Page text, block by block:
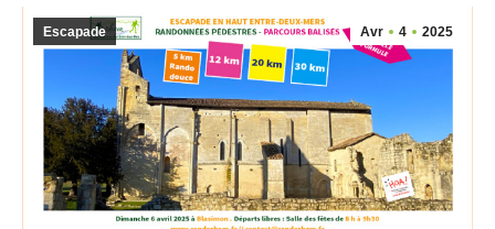
Avr 4 2025
Escapade